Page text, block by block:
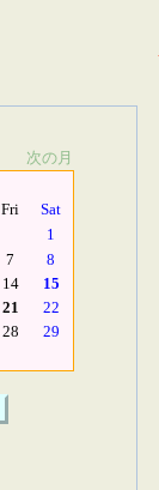
次の月
Fri
Sat
1
7
8
14
15
21
22
28
29